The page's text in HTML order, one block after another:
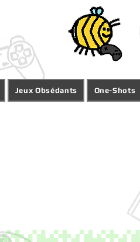
Jeux Obsédants One-Shots